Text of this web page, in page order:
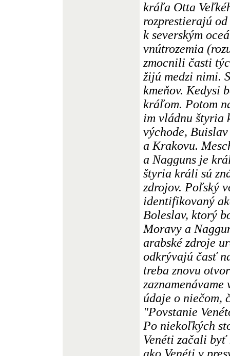
kráľa Otta
rozprestierajú od
k severským
vnútrozemia
zmocnili časti
žijú medzi nimi.
kmeňov. Kedysi
kráľom. Potom
im vládnu štyria
východe,
a Krakovu.
a Nagguns je
štyria králi sú
zdrojov. Poľský
identifikovaný
Boleslav, ktorý
Moravy a
arabské zdroje
odkrývajú časť
treba znovu
údaje o niečom,
"Povstanie
Po niekoľkých
Venéti začali